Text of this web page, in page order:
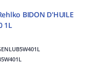
BIDON D'HUILE
1L